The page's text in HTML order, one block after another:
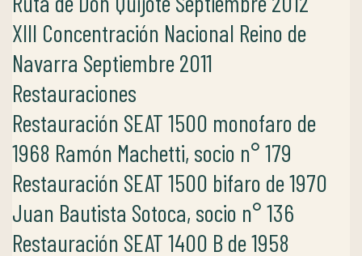
XIII Concentración Nacional Reino de
Navarra Septiembre 2011
Restauraciones
Restauración SEAT 1500 monofaro de
1968 Ramón Machetti, socio n° 179
Restauración SEAT 1500 bifaro de 1970
Juan Bautista Sotoca, socio n° 136
Restauración SEAT 1400 B de 1958